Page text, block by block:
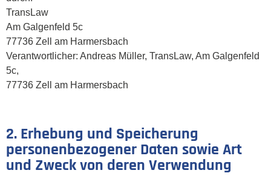
TransLaw
Am Galgenfeld 5c
77736 Zell am Harmersbach
Verantwortlicher: Andreas Müller, TransLaw, Am Galgenfeld
5c,
77736 Zell am Harmersbach
2. Erhebung und Speicherung
personenbezogener Daten sowie Art
und Zweck von deren Verwendung